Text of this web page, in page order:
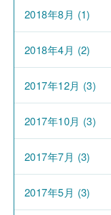
2018年8月 (1)
2018年4月 (2)
2017年12月 (3)
2017年10月 (3)
2017年7月 (3)
2017年5月 (3)